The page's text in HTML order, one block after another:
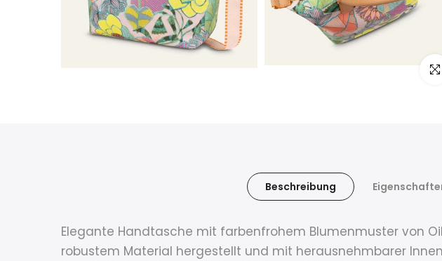
Beschreibung
Elegante Handtasche mit farbenfrohem Blumenmuster von
robustem Material hergestellt und mit herausnehmbarer